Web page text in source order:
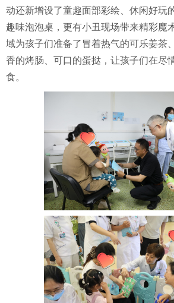
动还新增设了童趣面部彩绘、休闲好玩
趣味泡泡桌，更有小丑现场带来精彩魔
域为孩子们准备了冒着热气的可乐姜茶
香的烤肠、可口的蛋挞，让孩子们在尽
食。